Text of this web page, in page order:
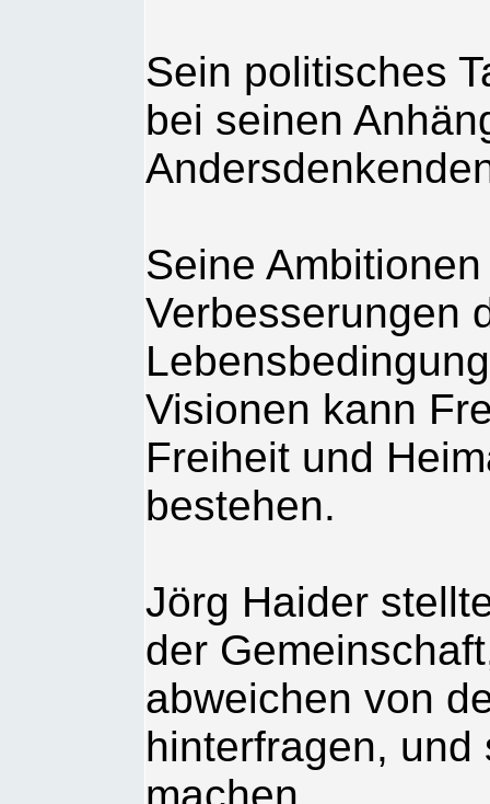
Sein politisches
bei seinen
Seine
Verbesserungen
Visionen kann
Freiheit und
bestehen.
Jörg Haider
der
abweichen von
hinterfragen,